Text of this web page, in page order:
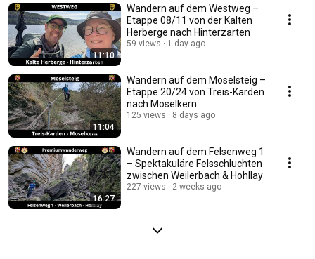
11:10
Wandern auf dem Westweg –
Etappe 08/11 von der Kalten
Herberge nach Hinterzarten
59 views 1 day ago
11:04
Wandern auf dem Moselsteig –
Etappe 20/24 von Treis-Karden
nach Moselkern
125 views 8 days ago
16:27
Wandern auf dem Felsenweg 1
– Spektakuläre Felsschluchten
zwischen Weilerbach & Hohllay
227 views 2 weeks ago